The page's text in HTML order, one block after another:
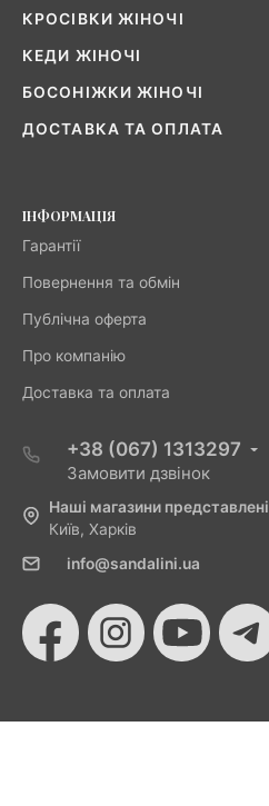
КРОСІВКИ ЖІНОЧІ
КЕДИ ЖІНОЧІ
БОСОНІЖКИ ЖІНОЧІ
ДОСТАВКА ТА ОПЛАТА
ІНФОРМАЦІЯ
Гарантії
Повернення та обмін
Публічна оферта
Про компанію
Доставка та оплата
+38 (067) 1313297
Замовити дзвінок
Наші магазини представлені
Київ, Харків
info@sandalini.ua